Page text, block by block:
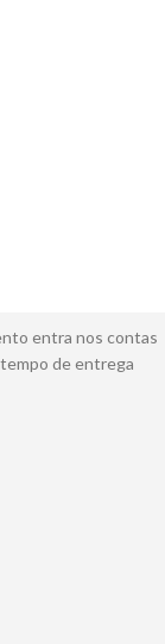
entra nos contas
de entrega